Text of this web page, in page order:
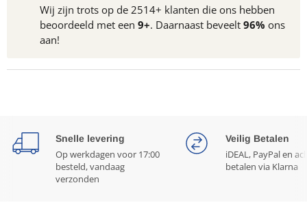
Wij zijn trots op de 2514+ klanten die ons hebben
beoordeeld met een 9+. Daarnaast beveelt 96% ons
aan!
Snelle levering
Op werkdagen voor 17:00
besteld, vandaag
verzonden
Veilig Betalen
iDEAL, PayPal en
betalen via Klarna